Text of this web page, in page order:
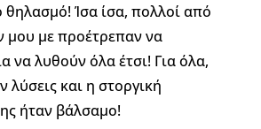
θηλασμό! Ίσα ίσα, πολλοί από
μου με προέτρεπαν να
να λυθούν όλα έτσι! Για όλα,
και η στοργική
ήταν βάλσαμο!